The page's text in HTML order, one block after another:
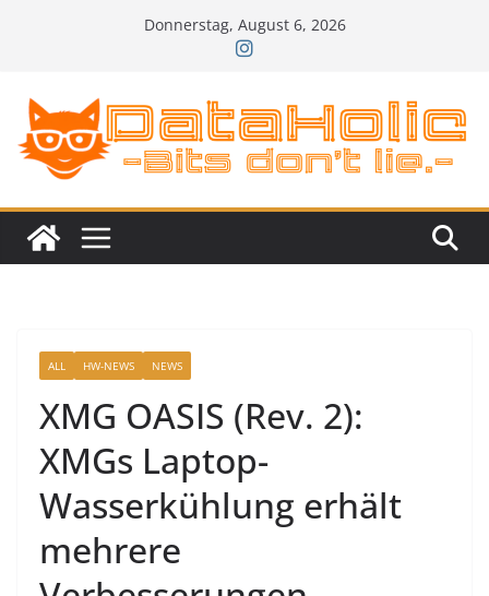
Donnerstag, August 6, 2026
ALL HW-NEWS NEWS
XMG OASIS (Rev. 2):
XMGs Laptop-
Wasserkühlung erhält
mehrere